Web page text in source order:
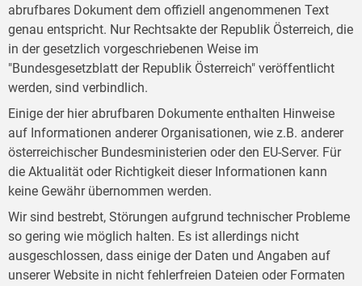
abrufbares Dokument dem offiziell angenommenen Text
genau entspricht. Nur Rechtsakte der Republik Österreich, die
in der gesetzlich vorgeschriebenen Weise im
"Bundesgesetzblatt der Republik Österreich" veröffentlicht
werden, sind verbindlich.
Einige der hier abrufbaren Dokumente enthalten Hinweise
auf Informationen anderer Organisationen, wie z.B. anderer
österreichischer Bundesministerien oder den EU-Server. Für
die Aktualität oder Richtigkeit dieser Informationen kann
keine Gewähr übernommen werden.
Wir sind bestrebt, Störungen aufgrund technischer Probleme
so gering wie möglich halten. Es ist allerdings nicht
ausgeschlossen, dass einige der Daten und Angaben auf
unserer Website in nicht fehlerfreien Dateien oder Formaten